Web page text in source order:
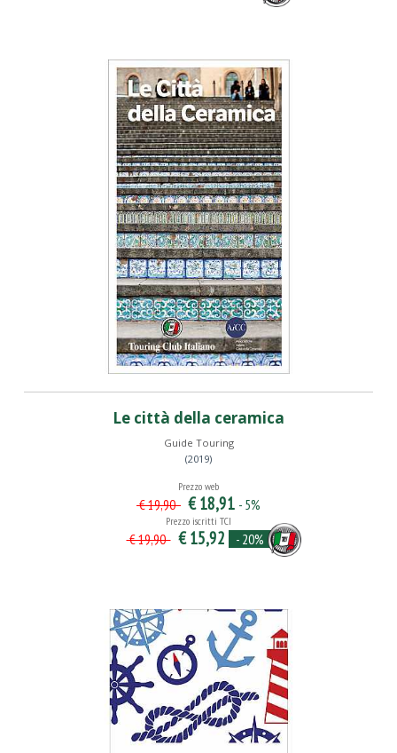
Le città della ceramica
Guide Touring
(2019)
Prezzo web
€ 19,90 € 18,91 - 5%
Prezzo iscritti TCI
€ 19,90 € 15,92 - 20%